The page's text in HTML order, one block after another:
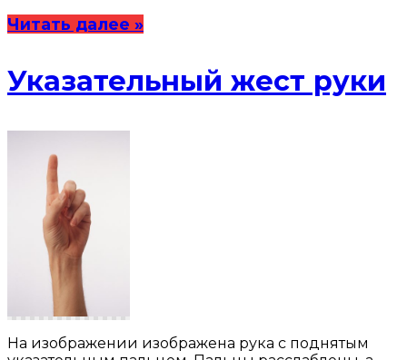
Читать далее »
Указательный жест руки
На изображении изображена рука с поднятым